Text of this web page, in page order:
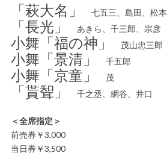
「萩大名」 七五三、島田、松本
「長光」 あきら、千三郎、宗彦
小舞「福の神」 茂山忠三郎
小舞「景清」 千五郎
小舞「京童」 茂
「貰聟」 千之丞、網谷、井口
＜全席指定＞
前売券￥3,000
当日券￥3,500